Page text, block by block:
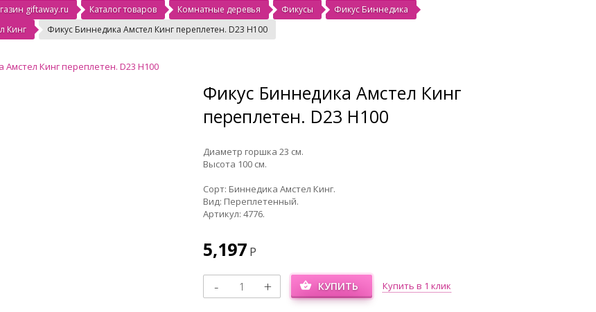
giftaway.ru Каталог товаров Комнатные деревья Фикусы
Фикус Биннедика
Кинг
Фикус Биннедика Амстел Кинг переплетен. D23 H100
Фикус Биннедика Амстел Кинг
переплетен. D23 H100
Диаметр горшка 23 см.
Высота 100 см.
Сорт: Биннедика Амстел Кинг.
Вид: Переплетенный.
Артикул: 4776.
5,197 Р
КУПИТЬ Купить в 1 клик